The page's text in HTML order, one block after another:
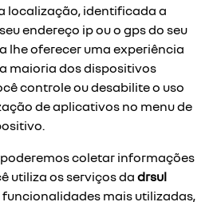
localização, identificada a
endereço ip ou o gps do seu
lhe oferecer uma experiência
maioria dos dispositivos
controle ou desabilite o uso
de aplicativos no menu de
coletar informações
utiliza os serviços da drsul
funcionalidades mais utilizadas,